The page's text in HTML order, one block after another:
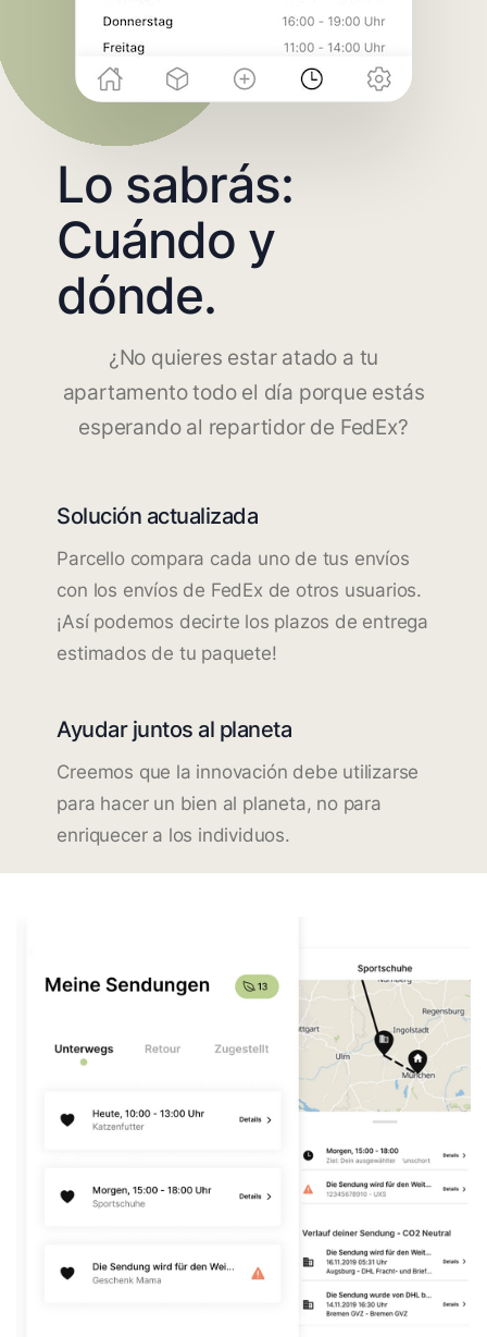
Lo sabrás:
Cuándo y
dónde.
¿No quieres estar atado a tu
apartamento todo el día porque estás
esperando al repartidor de FedEx?
Solución actualizada
Parcello compara cada uno de tus envíos
con los envíos de FedEx de otros usuarios.
¡Así podemos decirte los plazos de entrega
estimados de tu paquete!
Ayudar juntos al planeta
Creemos que la innovación debe utilizarse
para hacer un bien al planeta, no para
enriquecer a los individuos.